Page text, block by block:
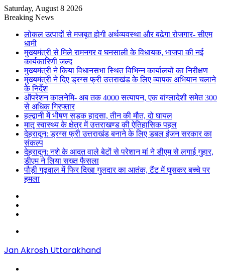
Saturday, August 8 2026
Breaking News
लोकल उत्पादों से मजबूत होगी अर्थव्यवस्था और बढ़ेगा रोजगार- सीएम
धामी
मुख्यमंत्री से मिले रामनगर व घनसाली के विधायक, भाजपा की नई
कार्यकारिणी जल्द
मुख्यमंत्री ने किया विधानसभा स्थित विभिन्न कार्यालयों का निरीक्षण
मुख्यमंत्री ने दिए ड्रग्स फ्री उत्तराखंड के लिए व्यापक अभियान चलाने
के निर्देश
ऑपरेशन कालनेमि- अब तक 4000 सत्यापन, एक बांग्लादेशी समेत 300
से अधिक गिरफ्तार
हल्द्वानी में भीषण सड़क हादसा, तीन की मौत, दो घायल
मातृ स्वास्थ्य के क्षेत्र में उत्तराखण्ड की ऐतिहासिक पहल
देहरादून: ड्रग्स फ्री उत्तराखंड बनाने के लिए डबल इंजन सरकार का
संकल्प
देहरादून: नशे के आदत वाले बेटों से परेशान मां ने डीएम से लगाई गुहार,
डीएम ने लिया सख्त फैसला
पौड़ी गढ़वाल में फिर दिखा गुलदार का आतंक, टैंट में घुसकर बच्चे पर
हमला
Jan Akrosh Uttarakhand